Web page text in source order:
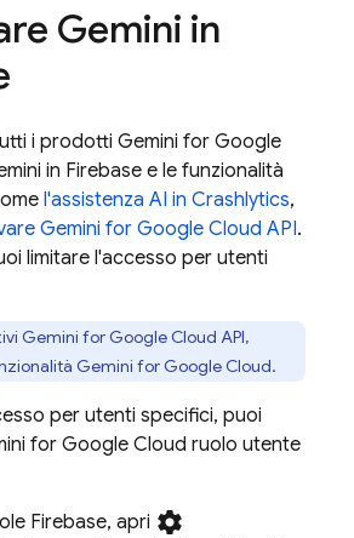
Gemini in
i prodotti Gemini for Google
in Firebase e le funzionalità
l'assistenza AI in Crashlytics,
Gemini for Google Cloud API.
limitare l'accesso per utenti
Gemini for Google Cloud API,
Gemini for Google Cloud.
per utenti specifici, puoi
for Google Cloud ruolo utente
Firebase, apri settings